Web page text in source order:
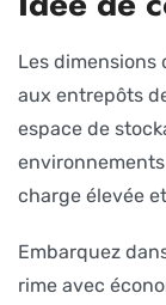
Les
aux entrepôts
espace de
charge élevée
Embarquez
rime avec